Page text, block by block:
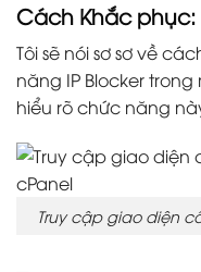
Cách Khắc phục:
Tôi sẽ nói sơ sơ về
năng IP Blocker
hiểu rõ chức năng
Truy cập giao diện